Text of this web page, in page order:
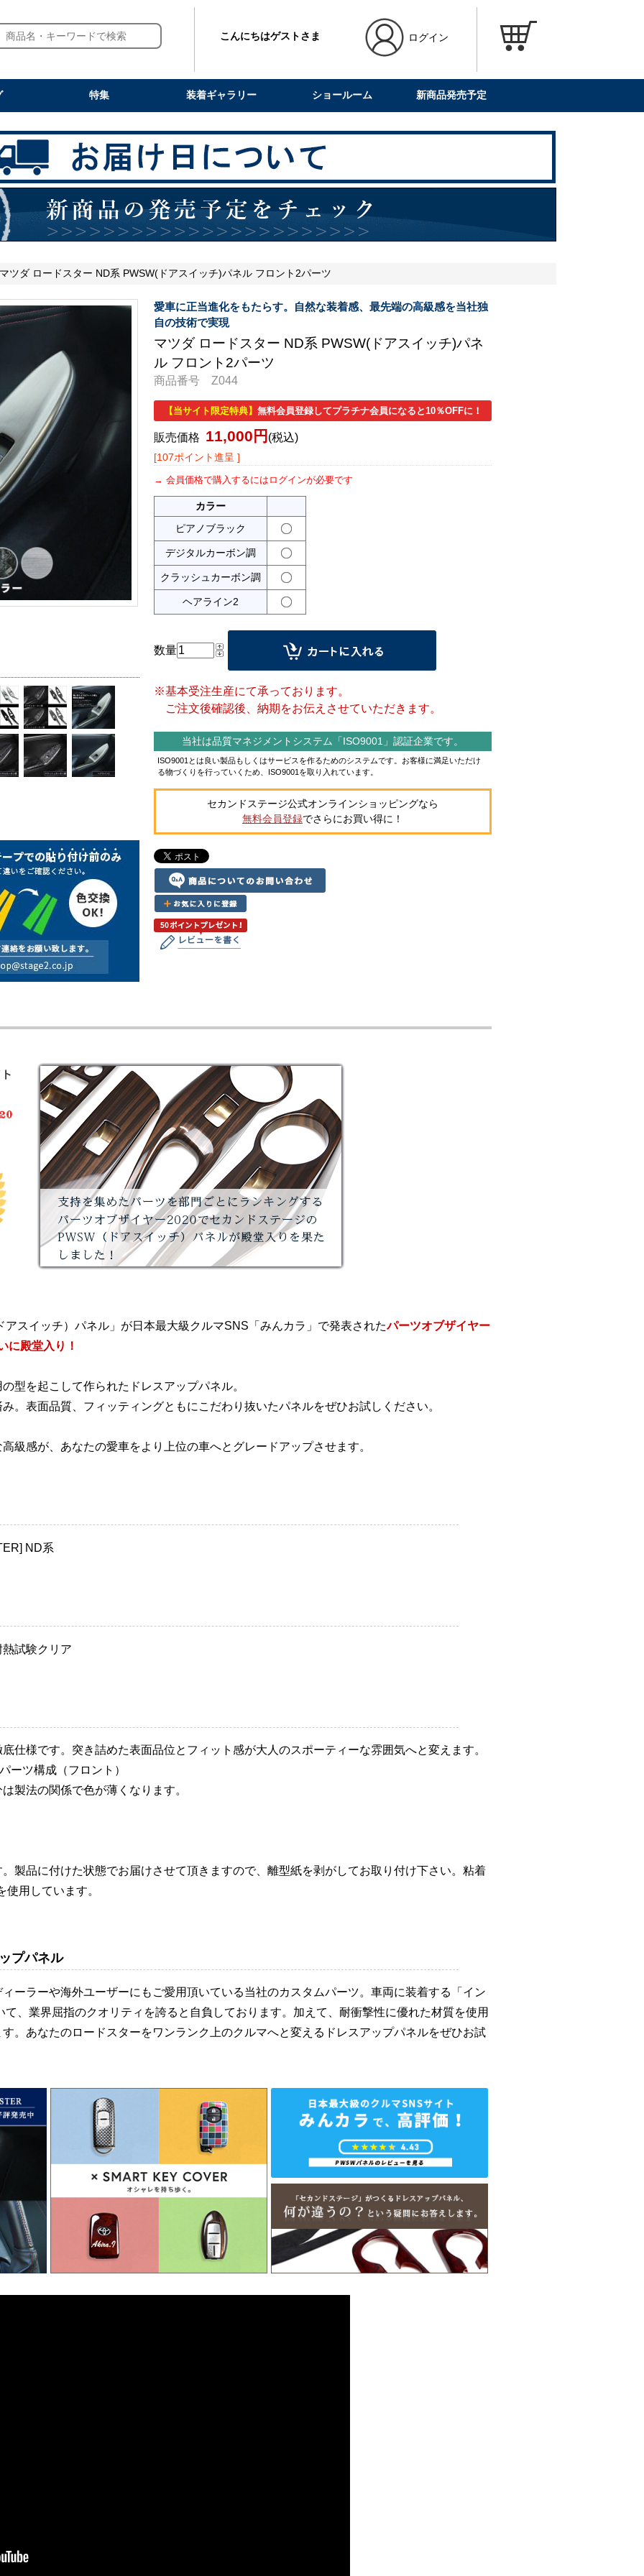
こんにちはゲストさま ログイン
特集 装着ギャラリー ショールーム 新商品発売予定
ツダ ロードスター ND系 PWSW(ドアスイッチ)パネル フロント2パーツ
愛車に正当進化をもたらす。自然な装着感、最先端の高級感を当社独
自の技術で実現
マツダ ロードスター ND系 PWSW(ドアスイッチ)パネ
ル フロント2パーツ
商品番号 Z044
【当サイト限定特典】 無料会員登録してプラチナ会員になると10％OFFに！
販売価格 11,000円 (税込)
[107ポイント進呈 ]
会員価格で購入するにはログインが必要です
カラー
ピアノブラック
デジタルカーボン調
クラッシュカーボン調
ヘアライン2
数量
※基本受注生産にて承っております。
ご注文後確認後、納期をお伝えさせていただきます。
当社は品質マネジメントシステム「ISO9001」認証企業です。
ISO9001とは良い製品もしくはサービスを作るためのシステムです。お客様に満足いただけ
る物づくりを行っていくため、ISO9001を取り入れています。
セカンドステージ公式オンラインショッピングなら
無料会員登録でさらにお買い得に！
スイッチ）パネル」が日本最大級クルマSNS「みんカラ」で発表されたパーツオブザイヤー
に殿堂入り！
型を起こして作られたドレスアップパネル。
。表面品質、フィッティングともにこだわり抜いたパネルをぜひお試しください。
級感が、あなたの愛車をより上位の車へとグレードアップさせます。
ND系
試験クリア
仕様です。突き詰めた表面品位とフィット感が大人のスポーティーな雰囲気へと変えます。
ーツ構成（フロント）
製法の関係で色が薄くなります。
製品に付けた状態でお届けさせて頂きますので、離型紙を剥がしてお取り付け下さい。粘着
用しています。
プパネル
ーラーや海外ユーザーにもご愛用頂いている当社のカスタムパーツ。車両に装着する「イン
、業界屈指のクオリティを誇ると自負しております。加えて、耐衝撃性に優れた材質を使用
。あなたのロードスターをワンランク上のクルマへと変えるドレスアップパネルをぜひお試